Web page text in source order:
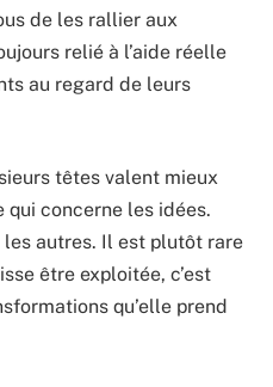
de les rallier aux
relié à l’aide réelle
au regard de leurs
têtes valent mieux
qui concerne les idées.
les autres. Il est plutôt rare
être exploitée, c’est
qu’elle prend